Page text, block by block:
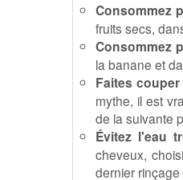
Consommez
fruits secs,
Consommez
la banane et
Faites
mythe, il est
de la suivante
Évitez l'eau
cheveux,
dernier